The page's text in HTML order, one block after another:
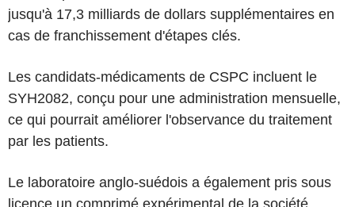
jusqu'à 17,3 milliards de dollars supplémentaires en
cas de franchissement d'étapes clés.
Les candidats-médicaments de CSPC incluent le
SYH2082, conçu pour une administration mensuelle,
ce qui pourrait améliorer l'observance du traitement
par les patients.
Le laboratoire anglo-suédois a également pris sous
licence un comprimé expérimental de la société